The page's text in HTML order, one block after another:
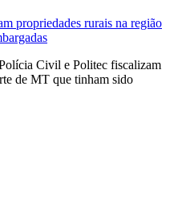
Civil e Politec fiscalizam
de MT que tinham sido